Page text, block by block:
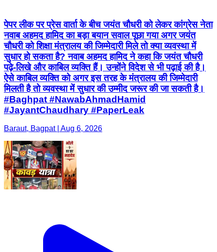
पेपर लीक पर प्रेस वार्ता के बीच जयंत चौधरी को लेकर कांग्रेस नेता
नवाब अहमद हामिद का बड़ा बयान सवाल पूछा गया अगर जयंत
चौधरी को शिक्षा मंत्रालय की जिम्मेदारी मिले तो क्या व्यवस्था में
सुधार हो सकता है? नवाब अहमद हामिद ने कहा कि जयंत चौधरी
पढ़े-लिखे और काबिल व्यक्ति हैं। उन्होंने विदेश से भी पढ़ाई की है।
ऐसे काबिल व्यक्ति को अगर इस तरह के मंत्रालय की जिम्मेदारी
मिलती है तो व्यवस्था में सुधार की उम्मीद जरूर की जा सकती है।
#Baghpat #NawabAhmadHamid
#JayantChaudhary #PaperLeak
Baraut, Bagpat | Aug 6, 2026